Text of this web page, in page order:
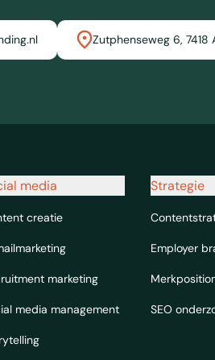
Zutphenseweg 6, 7418
media
creatie
marketing
media management
Strategie
Employer
SEO